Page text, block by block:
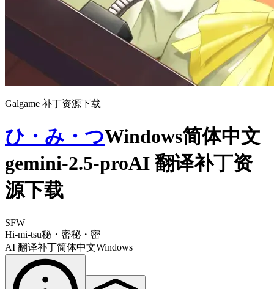
Galgame 补丁资源下载
ひ・み・つWindows简体中文
gemini-2.5-proAI 翻译补丁资
源下载
SFW
Hi-mi-tsu秘・密秘・密
AI 翻译补丁简体中文Windows